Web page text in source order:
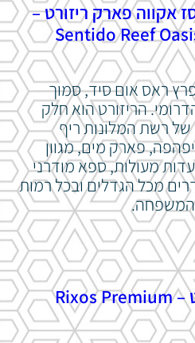
אקווה פארק ריזורט –
Sentido Reef
ראס אום סיד, סמוך
הריזורט הוא חלק
רשת המלונות ריף
פארק מים, מגוון
מעולות, ספא מודרני
מכל הגדלים ובכל רמות
המשפחה.
ריקסוס פרימיום סיגייט – Rixos Premium